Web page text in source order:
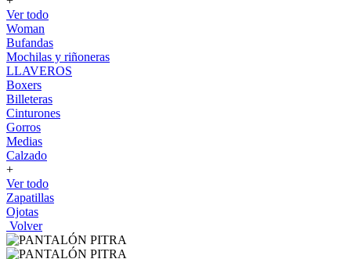
Ver todo
Woman
Bufandas
Mochilas y riñoneras
LLAVEROS
Boxers
Billeteras
Cinturones
Gorros
Medias
Calzado
+
Ver todo
Zapatillas
Ojotas
Volver